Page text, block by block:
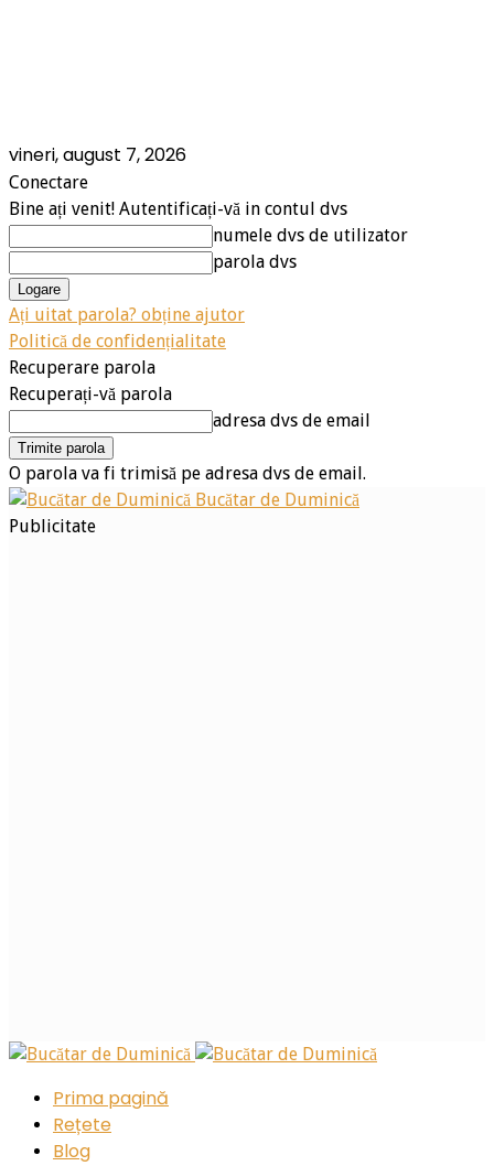
vineri, august 7, 2026
Conectare
Bine ați venit! Autentificați-vă in contul dvs
numele dvs de utilizator
parola dvs
Ați uitat parola? obține ajutor
Politică de confidențialitate
Recuperare parola
Recuperați-vă parola
adresa dvs de email
O parola va fi trimisă pe adresa dvs de email.
Bucătar de Duminică
Publicitate
Prima pagină
Rețete
Blog